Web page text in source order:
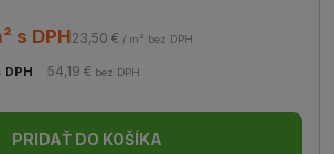
s DPH23,50 € / m² bez DPH
DPH 54,19 € bez DPH
PRIDAŤ DO KOŠÍKA